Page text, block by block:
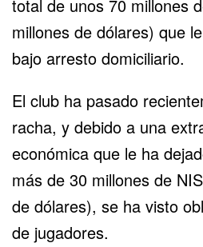
total de unos 70 millones
millones de dólares) que
bajo arresto domiciliario.
El club ha pasado
racha, y debido a una
económica que le ha
más de 30 millones de
de dólares), se ha visto
de jugadores.